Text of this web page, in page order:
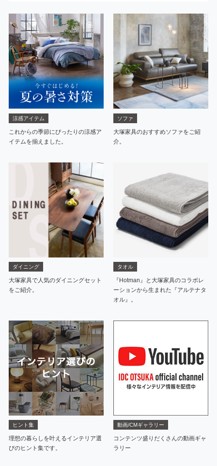
涼感アイテム
これからの季節にぴったりの涼感ア
イテムを揃えました。
ソファ
大塚家具のおすすめソファをご紹
介。
ダイニング
大塚家具で人気のダイニングセット
をご紹介。
タオル
『Hotman』と大塚家具のコラボレ
ーションから生まれた『アルテナタ
オル』。
ヒント集
理想の暮らしを叶えるインテリア選
びのヒント集です。
動画/CMギャラリー
コンテンツ盛りだくさんの動画ギャ
ラリー